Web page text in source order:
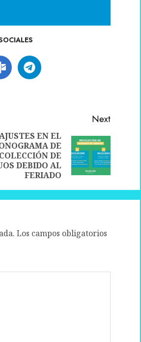
Next
EN EL
DE
DE
DEBIDO AL
FERIADO
Los campos obligatorios